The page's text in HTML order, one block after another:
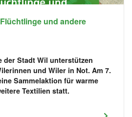
und andere
der Stadt Wil unterstützen
und Wiler in Not. Am 7.
Sammelaktion für warme
Textilien statt.